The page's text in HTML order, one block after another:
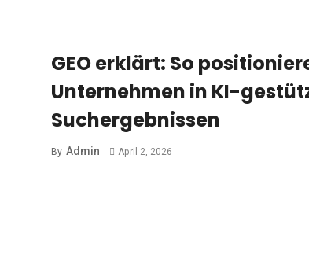
GEO erklärt: So
Unternehmen in KI-
Suchergebnissen
By Admin April 2, 2026